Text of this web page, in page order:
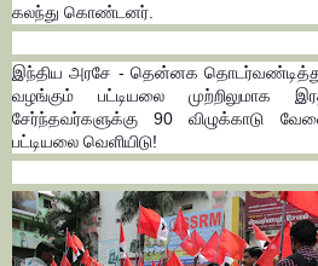
கலந்து கொண்டனர்.
இந்திய அரசே - தென்னக
வழங்கும் பட்டியலை முற்றிலுமாக
சேர்ந்தவர்களுக்கு 90 விழுக்காடு
பட்டியலை வெளியிடு!